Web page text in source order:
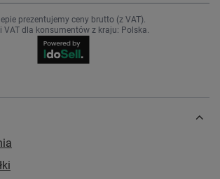
prezentujemy ceny brutto (z VAT).
VAT dla konsumentów z kraju: Polska.